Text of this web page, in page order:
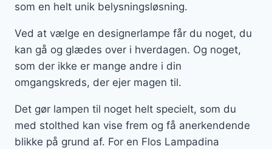
som en helt unik belysningsløsning.
Ved at vælge en designerlampe får du noget, du
kan gå og glædes over i hverdagen. Og noget,
som der ikke er mange andre i din
omgangskreds, der ejer magen til.
Det gør lampen til noget helt specielt, som du
med stolthed kan vise frem og få anerkendende
blikke på grund af. For en Flos Lampadina